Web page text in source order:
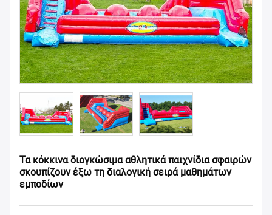
Τα κόκκινα διογκώσιμα αθλητικά παιχνίδια σφαιρών
σκουπίζουν έξω τη διαλογική σειρά μαθημάτων
εμποδίων